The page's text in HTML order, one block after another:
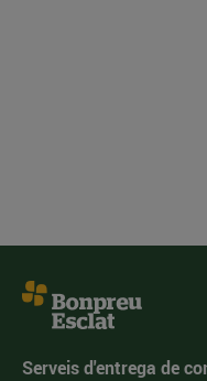
Serveis d'entrega de